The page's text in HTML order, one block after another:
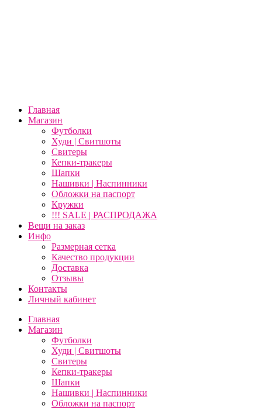
Главная
Магазин
Футболки
Худи | Свитшоты
Свитеры
Кепки-тракеры
Шапки
Нашивки | Наспинники
Обложки на паспорт
Кружки
!!! SALE | РАСПРОДАЖА
Вещи на заказ
Инфо
Размерная сетка
Качество продукции
Доставка
Отзывы
Контакты
Личный кабинет
Главная
Магазин
Футболки
Худи | Свитшоты
Свитеры
Кепки-тракеры
Шапки
Нашивки | Наспинники
Обложки на паспорт